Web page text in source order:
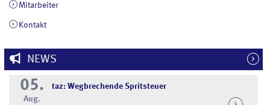
Mitarbeiter
Kontakt
NEWS
05.
Aug.
taz: Wegbrechende Spritsteuer